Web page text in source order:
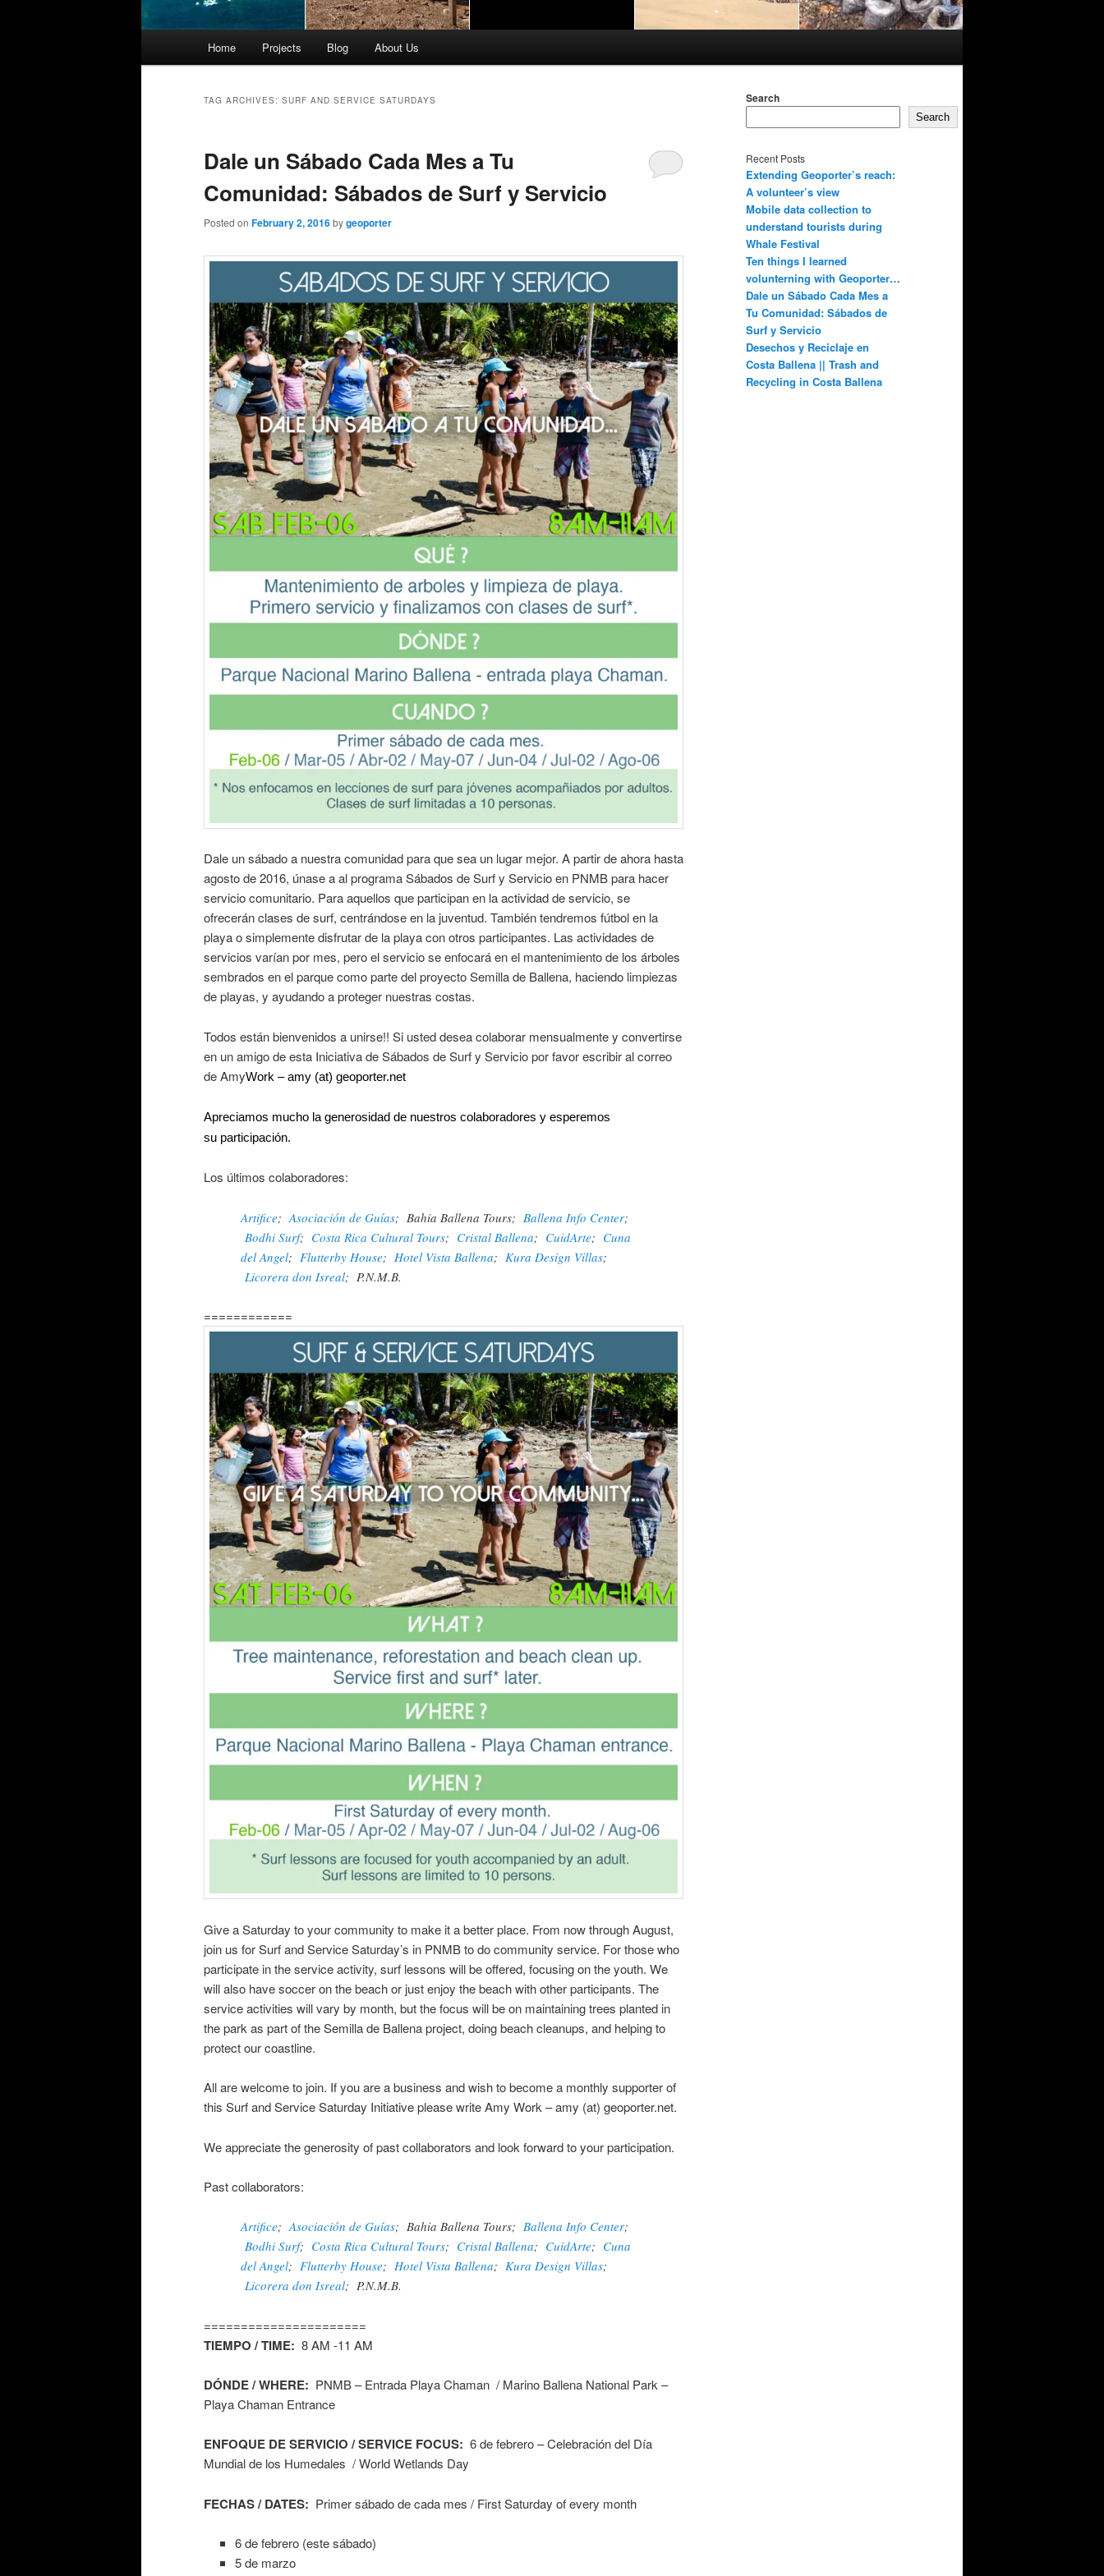
Home Projects Blog About Us
TAG ARCHIVES: SURF AND SERVICE SATURDAYS
Dale un Sábado Cada Mes a Tu
Comunidad: Sábados de Surf y Servicio
Posted on February 2, 2016bygeoporter
Dale un sábado a nuestra comunidad para que sea un lugar mejor. A partir de ahora hasta
agosto de 2016, únase a al programa Sábados de Surf y Servicio en PNMB para hacer
servicio comunitario. Para aquellos que participan en la actividad de servicio, se
ofrecerán clases de surf, centrándose en la juventud. También tendremos fútbol en la
playa o simplemente disfrutar de la playa con otros participantes. Las actividades de
servicios varían por mes, pero el servicio se enfocará en el mantenimiento de los árboles
sembrados en el parque como parte del proyecto Semilla de Ballena, haciendo limpiezas
de playas, y ayudando a proteger nuestras costas.
Todos están bienvenidos a unirse!! Si usted desea colaborar mensualmente y convertirse
en un amigo de esta Iniciativa de Sábados de Surf y Servicio por favor escribir al correo
de AmyWork – amy (at) geoporter.net
Apreciamos mucho la generosidad de nuestros colaboradores y esperemos
su participación.
Los últimos colaboradores:
Artifice; Asociación de Guías; Bahia Ballena Tours; Ballena Info Center;
Bodhi Surf; Costa Rica Cultural Tours; Cristal Ballena; CuidArte; Cuna
del Angel; Flutterby House; Hotel Vista Ballena; Kura Design Villas;
Licorera don Isreal; P.N.M.B.
============
Give a Saturday to your community to make it a better place. From now through August,
join us for Surf and Service Saturday’s in PNMB to do community service. For those who
participate in the service activity, surf lessons will be offered, focusing on the youth. We
will also have soccer on the beach or just enjoy the beach with other participants. The
service activities will vary by month, but the focus will be on maintaining trees planted in
the park as part of the Semilla de Ballena project, doing beach cleanups, and helping to
protect our coastline.
All are welcome to join. If you are a business and wish to become a monthly supporter of
this Surf and Service Saturday Initiative please write Amy Work – amy (at) geoporter.net.
We appreciate the generosity of past collaborators and look forward to your participation.
Past collaborators:
Artifice;Asociación de Guías; Bahia Ballena Tours; Ballena Info Center;
Bodhi Surf; Costa Rica Cultural Tours; Cristal Ballena; CuidArte; Cuna
del Angel; Flutterby House; Hotel Vista Ballena; Kura Design Villas;
Licorera don Isreal; P.N.M.B.
======================
TIEMPO / TIME: 8 AM -11 AM
DÓNDE / WHERE: PNMB – Entrada Playa Chaman / Marino Ballena National Park –
Playa Chaman Entrance
ENFOQUE DE SERVICIO / SERVICE FOCUS: 6 de febrero – Celebración del Día
Mundial de los Humedales / World Wetlands Day
FECHAS / DATES: Primer sábado de cada mes / First Saturday of every month
6 de febrero (este sábado)
5 de marzo
Search
Search
Recent Posts
Extending Geoporter’s reach:
A volunteer’s view
Mobile data collection to
understand tourists during
Whale Festival
Ten things I learned
volunterning with Geoporter…
Dale un Sábado Cada Mes a
Tu Comunidad: Sábados de
Surf y Servicio
Desechos y Reciclaje en
Costa Ballena || Trash and
Recycling in Costa Ballena